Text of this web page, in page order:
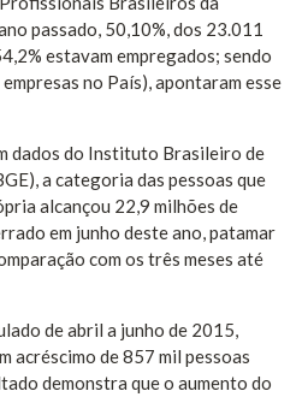
passado, 50,10%, dos 23.011
estavam empregados; sendo
no País), apontaram esse
dados do Instituto Brasileiro de
a categoria das pessoas que
alcançou 22,9 milhões de
em junho deste ano, patamar
com os três meses até
de abril a junho de 2015,
acréscimo de 857 mil pessoas
demonstra que o aumento do